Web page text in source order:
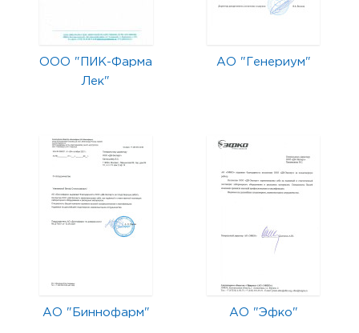
ООО "ПИК-Фарма
Лек"
АО "Генериум"
АО "Биннофарм" АО "Эфко"